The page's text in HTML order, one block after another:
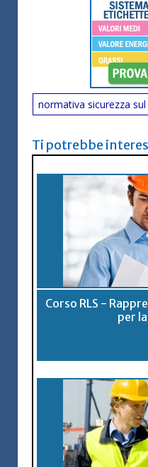
normativa sicurezza
Ti potrebbe
Corso RLS -
per